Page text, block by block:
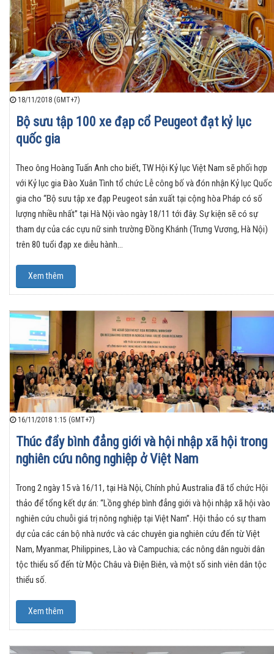
18/11/2018 (GMT+7)
Bộ sưu tập 100 xe đạp cổ Peugeot đạt kỷ lục
quốc gia
Theo ông Hoàng Tuấn Anh cho biết, TW Hội Kỷ lục Việt Nam sẽ phối hợp
với Kỷ lục gia Đào Xuân Tình tổ chức Lễ công bố và đón nhận Kỷ lục Quốc
gia cho “Bộ sưu tập xe đạp Peugeot sản xuất tại cộng hòa Pháp có số
lượng nhiều nhất” tại Hà Nội vào ngày 18/11 tới đây. Sự kiện sẽ có sự
tham dự của các cựu nữ sinh trường Đồng Khánh (Trưng Vương, Hà Nội)
trên 80 tuổi đạp xe diễu hành…
Xem thêm
16/11/2018 1:15 (GMT+7)
Thúc đẩy bình đẳng giới và hội nhập xã hội trong
nghiên cứu nông nghiệp ở Việt Nam
Trong 2 ngày 15 và 16/11, tại Hà Nội, Chính phủ Australia đã tổ chức Hội
thảo để tổng kết dự án: “Lồng ghép bình đẳng giới và hội nhập xã hội vào
nghiên cứu chuỗi giá trị nông nghiệp tại Việt Nam”. Hội thảo có sự tham
dự của các cán bộ nhà nước và các chuyên gia nghiên cứu đến từ Việt
Nam, Myanmar, Philippines, Lào và Campuchia; các nông dân nguời dân
tộc thiểu số đến từ Mộc Châu và Điện Biên, và một số sinh viên dân tộc
thiểu số.
Xem thêm